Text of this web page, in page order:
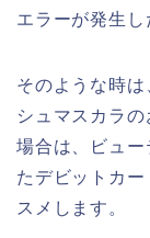
エラーが発生
そのような時
シュマスカラ
場合は、ビュー
たデビットカ
スメします。